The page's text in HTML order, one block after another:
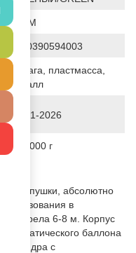
30СМ
4690390594003
Бумага, пластмасса,
металл
28-01-2026
146.000 г
хлопушки, абсолютно
в
выстрела 6-8 м. Корпус
баллона
цилиндра с